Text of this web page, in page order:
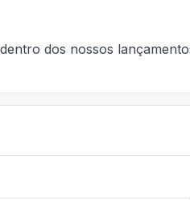
dos nossos